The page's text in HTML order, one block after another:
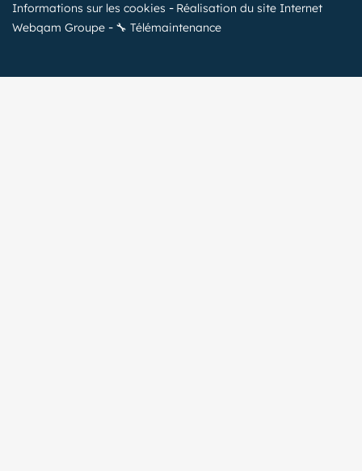
Informations sur les cookies
Réalisation du site Internet
Webqam Groupe
🔧 Télémaintenance